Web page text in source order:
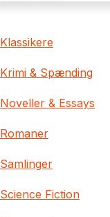
Klassikere
Krimi & Spænding
Noveller & Essays
Romaner
Samlinger
Science Fiction